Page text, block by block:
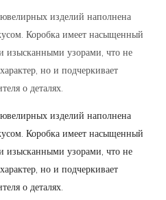
изделий наполнена
Коробка имеет насыщенный
изысканными узорами, что не
но и подчеркивает
о деталях.
изделий наполнена
Коробка имеет насыщенный
изысканными узорами, что не
но и подчеркивает
о деталях.